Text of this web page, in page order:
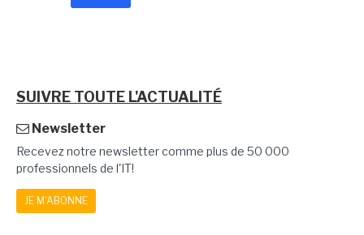
SUIVRE TOUTE L'ACTUALITÉ
Newsletter
Recevez notre newsletter comme plus de 50 000
professionnels de l'IT!
JE M'ABONNE